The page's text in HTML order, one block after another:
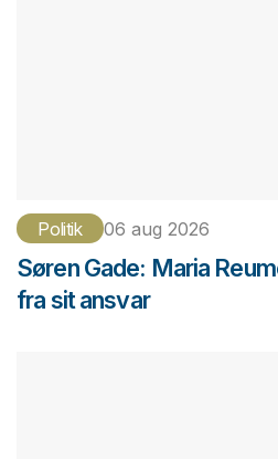
Politik 06 aug 2026
Søren Gade: Maria
fra sit ansvar